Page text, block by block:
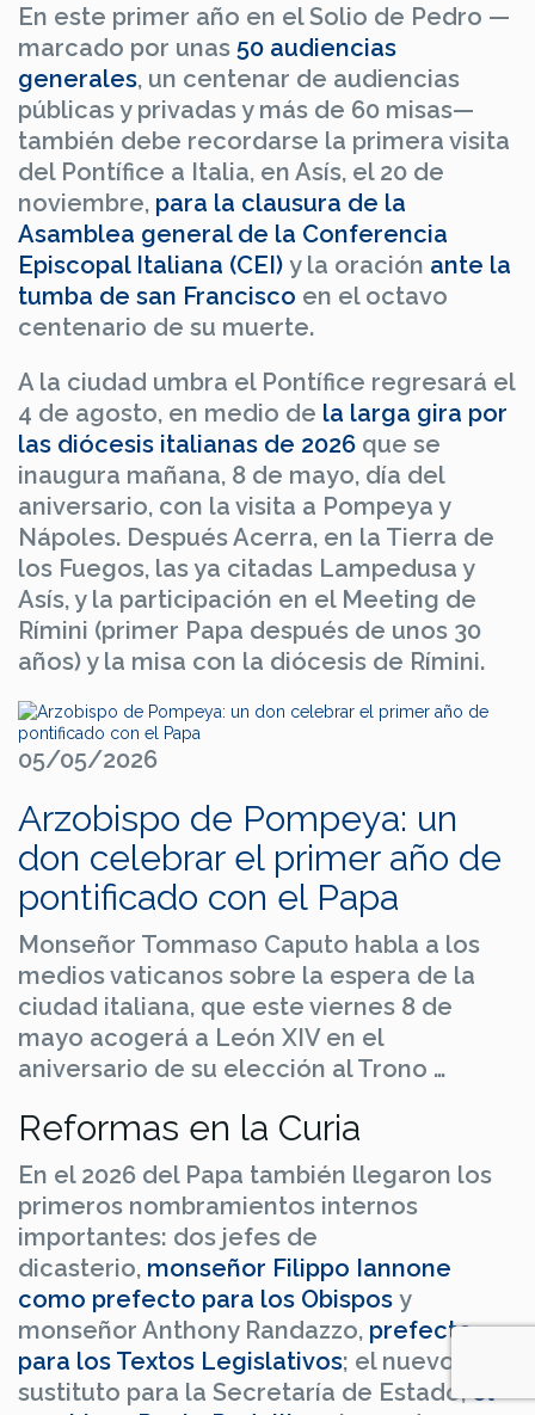
En este primer año en el Solio de Pedro —
marcado por unas 50 audiencias
generales, un centenar de audiencias
públicas y privadas y más de 60 misas—
también debe recordarse la primera visita
del Pontífice a Italia, en Asís, el 20 de
noviembre, para la clausura de la
Asamblea general de la Conferencia
Episcopal Italiana (CEI) y la oración ante la
tumba de san Francisco en el octavo
centenario de su muerte.
A la ciudad umbra el Pontífice regresará el
4 de agosto, en medio de la larga gira por
las diócesis italianas de 2026 que se
inaugura mañana, 8 de mayo, día del
aniversario, con la visita a Pompeya y
Nápoles. Después Acerra, en la Tierra de
los Fuegos, las ya citadas Lampedusa y
Asís, y la participación en el Meeting de
Rímini (primer Papa después de unos 30
años) y la misa con la diócesis de Rímini.
05/05/2026
Arzobispo de Pompeya: un
don celebrar el primer año de
pontificado con el Papa
Monseñor Tommaso Caputo habla a los
medios vaticanos sobre la espera de la
ciudad italiana, que este viernes 8 de
mayo acogerá a León XIV en el
aniversario de su elección al Trono …
Reformas en la Curia
En el 2026 del Papa también llegaron los
primeros nombramientos internos
importantes: dos jefes de
dicasterio, monseñor Filippo Iannone
como prefecto para los Obispos y
monseñor Anthony Randazzo, prefecto
para los Textos Legislativos; el nuevo
sustituto para la Secretaría de Estado,el